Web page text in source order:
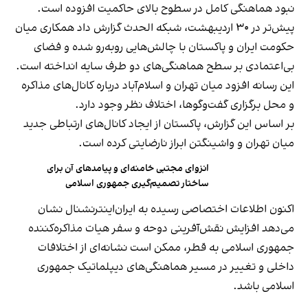
نبود هماهنگی کامل در سطوح بالای حاکمیت افزوده است.
پیش‌تر در ۳۰ اردیبهشت، شبکه الحدث گزارش داد همکاری میان
حکومت ایران و پاکستان با چالش‌هایی روبه‌رو شده و فضای
بی‌اعتمادی بر سطح هماهنگی‌های دو طرف سایه انداخته است.
این رسانه افزود میان تهران و اسلام‌آباد درباره کانال‌های مذاکره
و محل برگزاری گفت‌وگوها، اختلاف نظر وجود دارد.
بر اساس این گزارش، پاکستان از ایجاد کانال‌های ارتباطی جدید
میان تهران و واشینگتن ابراز نارضایتی کرده است.
انزوای مجتبی خامنه‌ای و پیامدهای آن برای
ساختار تصمیم‌گیری جمهوری اسلامی
اکنون اطلاعات اختصاصی رسیده به ایران‌اینترنشنال نشان
می‌دهد افزایش نقش‌آفرینی دوحه و سفر هیات مذاکره‌کننده
جمهوری اسلامی به قطر، ممکن است نشانه‌ای از اختلافات
داخلی و تغییر در مسیر هماهنگی‌های دیپلماتیک جمهوری
اسلامی باشد.